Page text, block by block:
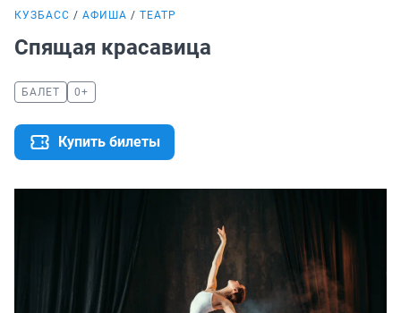
КУЗБАСС АФИША ТЕАТР
Спящая красавица
БАЛЕТ 0+
Купить билеты